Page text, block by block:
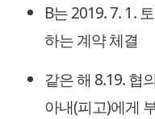
B는 2019. 7. 1.
하는 계약 체결
같은 해 8.19. 협
아내(피고)에게